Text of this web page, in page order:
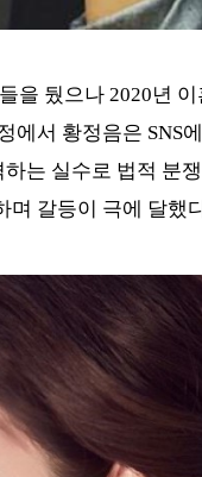
을 뒀으나 2020년
에서 황정음은 SNS
는 실수로 법적 분
며 갈등이 극에 달했